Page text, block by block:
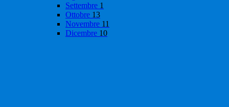
Settembre 1
Ottobre 13
Novembre 11
Dicembre 10